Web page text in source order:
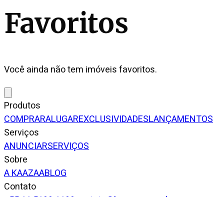
Favoritos
Você ainda não tem imóveis favoritos.
Produtos
COMPRARALUGAREXCLUSIVIDADESLANÇAMENTOS
Serviços
ANUNCIARSERVIÇOS
Sobre
A KAAZAABLOG
Contato